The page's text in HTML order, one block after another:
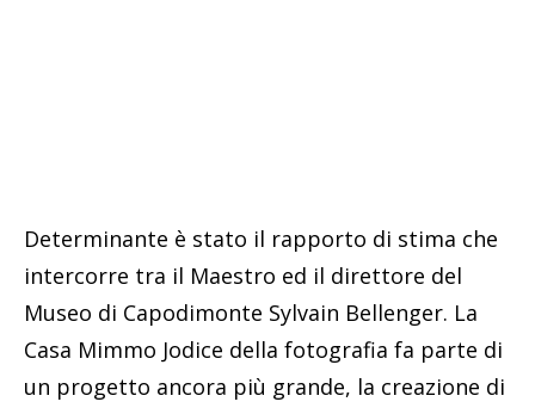
Determinante è stato il rapporto di stima che
intercorre tra il Maestro ed il direttore del
Museo di Capodimonte Sylvain Bellenger. La
Casa Mimmo Jodice della fotografia fa parte di
un progetto ancora più grande, la creazione di